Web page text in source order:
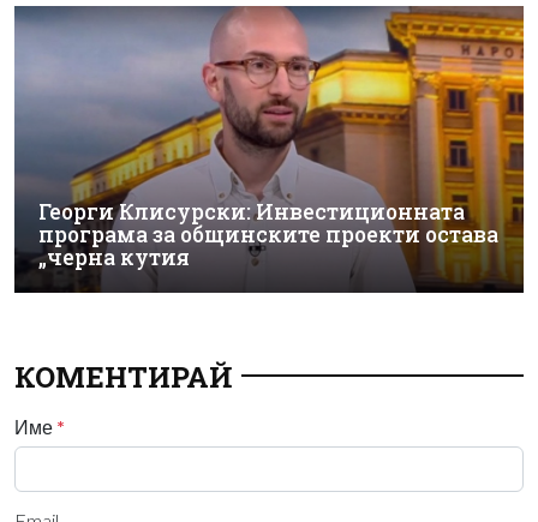
Георги Клисурски: Инвестиционната
програма за общинските проекти остава
„черна кутия
КОМЕНТИРАЙ
Име *